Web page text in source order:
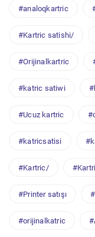
#analoqkartric
#Kartric satishi/
#Orijinalkartric
#katric satiwi
#Ucuz kartric
#katricsatisi
#Kartric/
#Printer satışı
#orijinalkatric